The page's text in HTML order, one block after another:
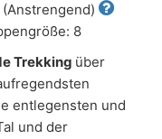
8
Trekking über
entlegensten und
und der